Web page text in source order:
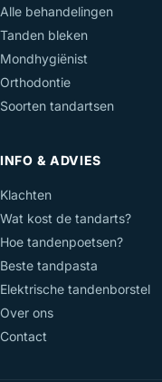
Alle behandelingen
Tanden bleken
Mondhygiënist
Orthodontie
Soorten tandartsen
INFO & ADVIES
Klachten
Wat kost de tandarts?
Hoe tandenpoetsen?
Beste tandpasta
Elektrische tandenborstel
Over ons
Contact